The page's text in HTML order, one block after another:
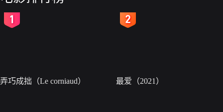
弄巧成拙（Le corniaud） 最爱（2021）